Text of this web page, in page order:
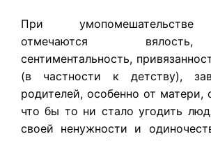
При умопомешательстве
отмечаются
сентиментальность,
(в частности к детству),
родителей, особенно от матери,
что бы то ни стало угодить
своей ненужности и